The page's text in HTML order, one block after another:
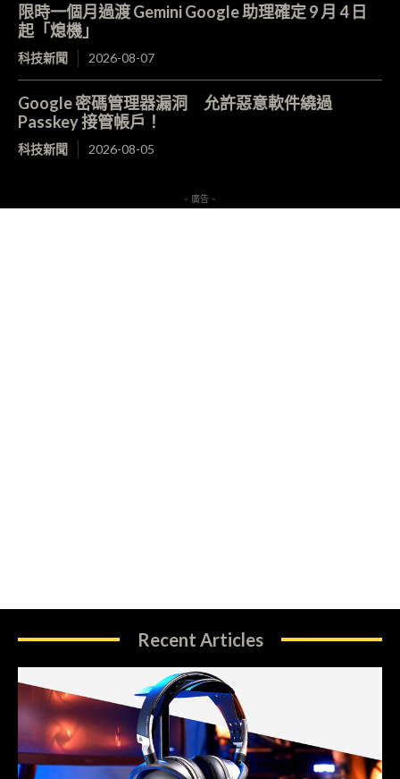
限時一個月過渡 Gemini Google 助理確定 9 月 4 日
起「熄機」
科技新聞 2026-08-07
Google 密碼管理器漏洞 允許惡意軟件繞過
Passkey 接管帳戶！
科技新聞 2026-08-05
- 廣告 -
Recent Articles